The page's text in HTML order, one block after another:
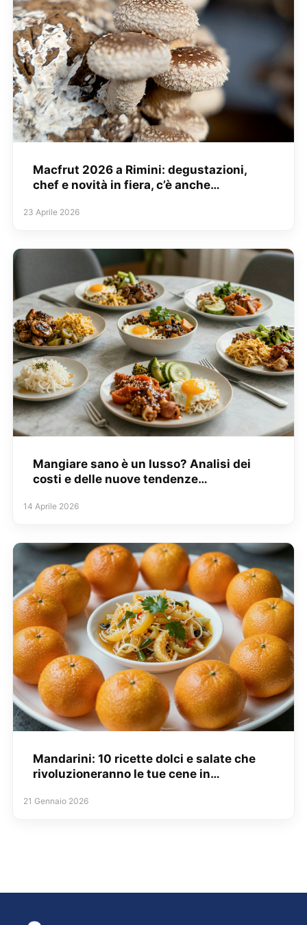
Macfrut 2026 a Rimini: degustazioni,
chef e novità in fiera, c’è anche…
23 Aprile 2026
Mangiare sano è un lusso? Analisi dei
costi e delle nuove tendenze…
14 Aprile 2026
Mandarini: 10 ricette dolci e salate che
rivoluzioneranno le tue cene in…
21 Gennaio 2026